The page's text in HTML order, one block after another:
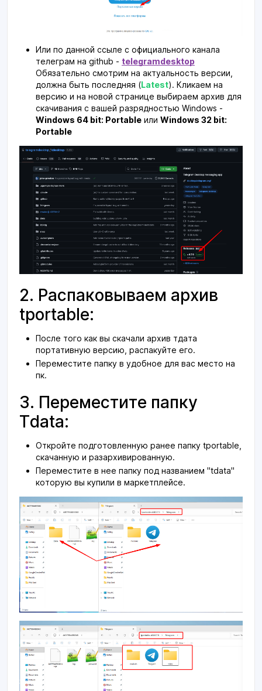
Или по данной ссыле с официального канала
телеграм на github - telegramdesktop
Обязательно смотрим на актуальность версии,
должна быть последняя (Latest). Кликаем на
версию и на новой странице выбираем архив для
скачивания с вашей разрядностью Windows -
Windows 64 bit: Portable или Windows 32 bit:
Portable
2. Распаковываем архив
tportable:
После того как вы скачали архив тдата
портативную версию, распакуйте его.
Переместите папку в удобное для вас место на
пк.
3. Переместите папку
Tdata:
Откройте подготовленную ранее папку tportable,
скачанную и разархивированную.
Переместите в нее папку под названием "tdata"
которую вы купили в маркетплейсе.